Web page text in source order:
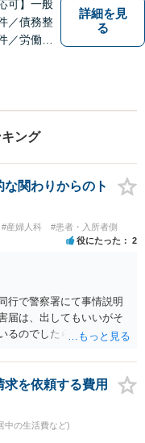
可】一般
／債務整
／労働事
は一度ご
詳細を見
る
ング
関わりからのト
#産婦人科 #患者・入所者側
役にたった 2
行で警察署にて事情説明
届は、出してもいいがそ
るのでしたら、あまり結
、実際に捜査をするの
論は変わらないかもしれ
うたっている弁護士に相
考まで。
を依頼する費用
中の生活費など)